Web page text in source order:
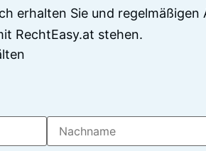
erhalten Sie und regelmäßigen
RechtEasy.at stehen.